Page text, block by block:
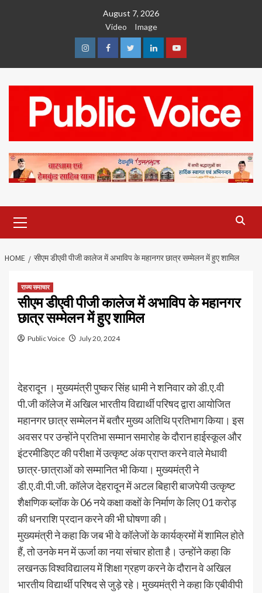
August 7, 2026
Video
Image
InstagramFacebookTwitterLinkedinYoutube
Menu
HOME सीएम डीएवी पीजी कालेज में अभाविप के महानगर छात्र सम्मेलन में हुए शामिल
राज्य समाचार
सीएम डीएवी पीजी कालेज में अभाविप के महानगर
छात्र सम्मेलन में हुए शामिल
Public Voice July 20, 2024
देहरादून । मुख्यमंत्री पुष्कर सिंह धामी ने शनिवार को डी.ए.वी
पी.जी कॉलेज में अखिल भारतीय विद्यार्थी परिषद द्वारा आयोजित
महानगर छात्र सम्मेलन में बतौर मुख्य अतिथि प्रतिभाग किया। इस
अवसर पर उन्होंने प्रतिभा सम्मान समारोह के दौरान हाईस्कूल और
इंटरमीडिएट की परीक्षा में उत्कृष्ट अंक प्राप्त करने वाले मेधावी
छात्र-छात्राओं को सम्मानित भी किया। मुख्यमंत्री ने
डी.ए.वी.पी.जी. कॉलेज देहरादून में अटल बिहारी बाजपेयी उत्कृष्ट
शैक्षणिक ब्लॉक के 06 नये कक्षा कक्षों के निर्माण के लिए 01 करोड़
की धनराशि प्रदान करने की भी घोषणा की।
मुख्यमंत्री ने कहा कि जब भी वे कॉलेजों के कार्यक्रमों में शामिल होते
हैं, तो उनके मन में ऊर्जा का नया संचार होता है। उन्होंने कहा कि
लखनऊ विश्वविद्यालय में शिक्षा ग्रहण करने के दौरान वे अखिल
भारतीय विद्यार्थी परिषद से जुड़े रहे। मुख्यमंत्री ने कहा कि एबीवीपी